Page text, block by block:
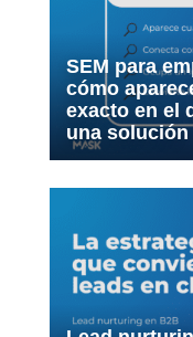
SEM para
cómo
exacto en el
una solución